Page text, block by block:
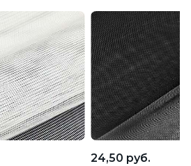
24,50 руб.